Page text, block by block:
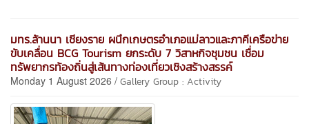
มทร.ล้านนา เชียงราย ผนึกเกษตรอำเภอแม่ลาวและภาคีเครือข่าย
ขับเคลื่อน BCG Tourism ยกระดับ 7 วิสาหกิจชุมชน เชื่อม
ทรัพยากรท้องถิ่นสู่เส้นทางท่องเที่ยวเชิงสร้างสรรค์
Monday 1 August 2026 / Gallery Group : Activity